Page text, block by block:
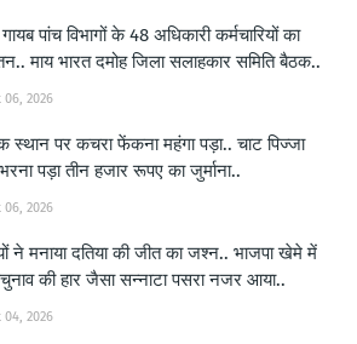
पांच विभागों के 48 अधिकारी कर्मचारियों का
माय भारत दमोह जिला सलाहकार समिति बैठक..
06, 2026
स्थान पर कचरा फेंकना महंगा पड़ा.. चाट पिज्जा
पड़ा तीन हजार रूपए का जुर्माना..
06, 2026
ने मनाया दतिया की जीत का जश्न.. भाजपा खेमे में
की हार जैसा सन्नाटा पसरा नजर आया..
04, 2026